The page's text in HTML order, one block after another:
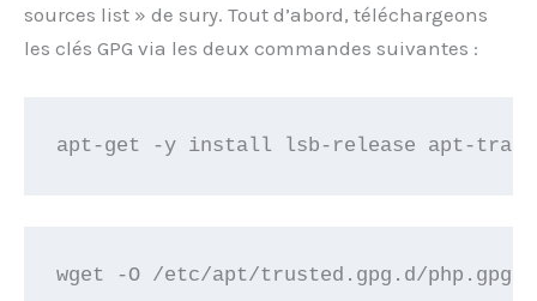
sources list » de sury. Tout d’abord, téléchargeons
les clés GPG via les deux commandes suivantes :
apt-get -y install lsb-release apt-
wget -O /etc/apt/trusted.gpg.d/php.gpg